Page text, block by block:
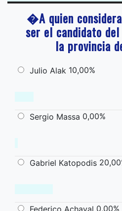
�A quien
ser el candidato
la provincia
Julio Alak 10,00%
Sergio Massa 0,00%
Gabriel Katopodis
Federico Achaval 0,00%